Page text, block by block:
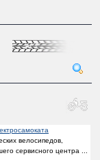
велосипедов,
сервисного центра ...